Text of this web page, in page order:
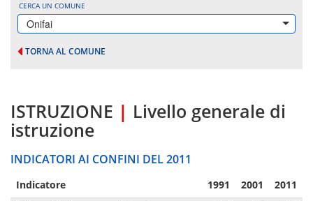
CERCA UN COMUNE
Onifai
TORNA AL COMUNE
ISTRUZIONE | Livello generale di
istruzione
INDICATORI AI CONFINI DEL 2011
Indicatore 1991 2001 2011